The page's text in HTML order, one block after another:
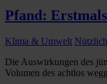
Pfand:
Klima & Umwelt
Die Auswirkungen des
Volumen des achtlos